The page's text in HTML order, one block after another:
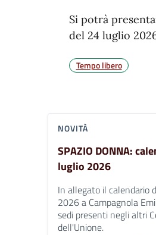
Si potrà
del 24 luglio
Tempo libero
NOVITÀ
SPAZIO DONNA:
luglio 2026
In allegato il calendario
2026 a Campagnola
sedi presenti negli altri
dell'Unione.